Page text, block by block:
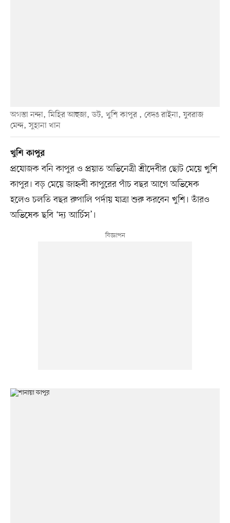
অগস্তা নন্দা, মিহির আহুজা, ডট, খুশি কাপুর , বেদঙ রাইনা, যুবরাজ
মেন্দ, সুহানা খান
খুশি কাপুর
প্রযোজক বনি কাপুর ও প্রয়াত অভিনেত্রী শ্রীদেবীর ছোট মেয়ে খুশি
কাপুর। বড় মেয়ে জাহ্নবী কাপুরের পাঁচ বছর আগে অভিষেক
হলেও চলতি বছর রুপালি পর্দায় যাত্রা শুরু করবেন খুশি। তাঁরও
অভিষেক ছবি ‘দ্য আর্চিস’।